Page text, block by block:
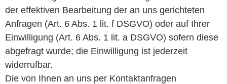
der effektiven Bearbeitung der an uns gerichteten
Anfragen (Art. 6 Abs. 1 lit. f DSGVO) oder auf Ihrer
Einwilligung (Art. 6 Abs. 1 lit. a DSGVO) sofern diese
abgefragt wurde; die Einwilligung ist jederzeit
widerrufbar.
Die von Ihnen an uns per Kontaktanfragen